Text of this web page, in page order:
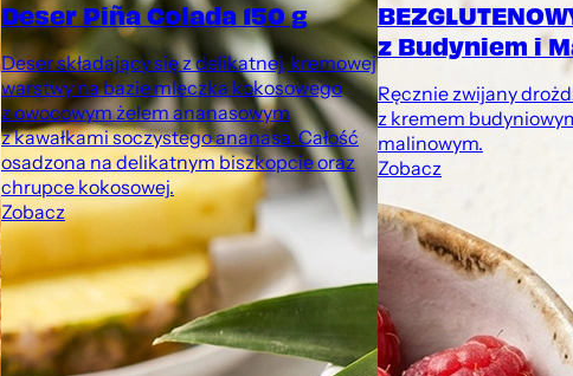
Deser Piña Colada 150 g
Deser składający się z delikatnej, kremowej
warstwy na bazie mleczka kokosowego
z owocowym żelem ananasowym
z kawałkami soczystego ananasa. Całość
osadzona na delikatnym biszkopcie oraz
chrupce kokosowej.
Zobacz
z Budyniem i
Ręcznie zwijany
z kremem
malinowym.
Zobacz